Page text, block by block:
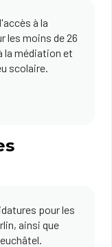
à la
les moins de 26
la médiation et
scolaire.
pour les
ainsi que